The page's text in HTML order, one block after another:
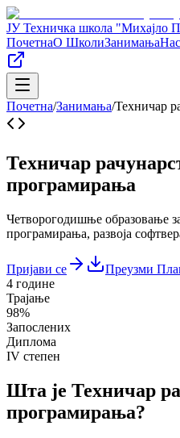
ЈУ Техничка школа "Михајло
ПочетнаО ШколиЗанимања
Почетна/Занимања/Техничар
Техничар
програмирања
Четворогодишње образовање
програмирања, развоја
Пријави се
Преузми
4 године
Трајање
98%
Запослених
Диплома
IV степен
Шта је Техничар
програмирања?